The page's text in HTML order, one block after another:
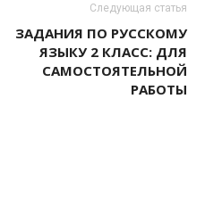
Следующая статья
ЗАДАНИЯ ПО РУССКОМУ
ЯЗЫКУ 2 КЛАСС: ДЛЯ
САМОСТОЯТЕЛЬНОЙ
РАБОТЫ